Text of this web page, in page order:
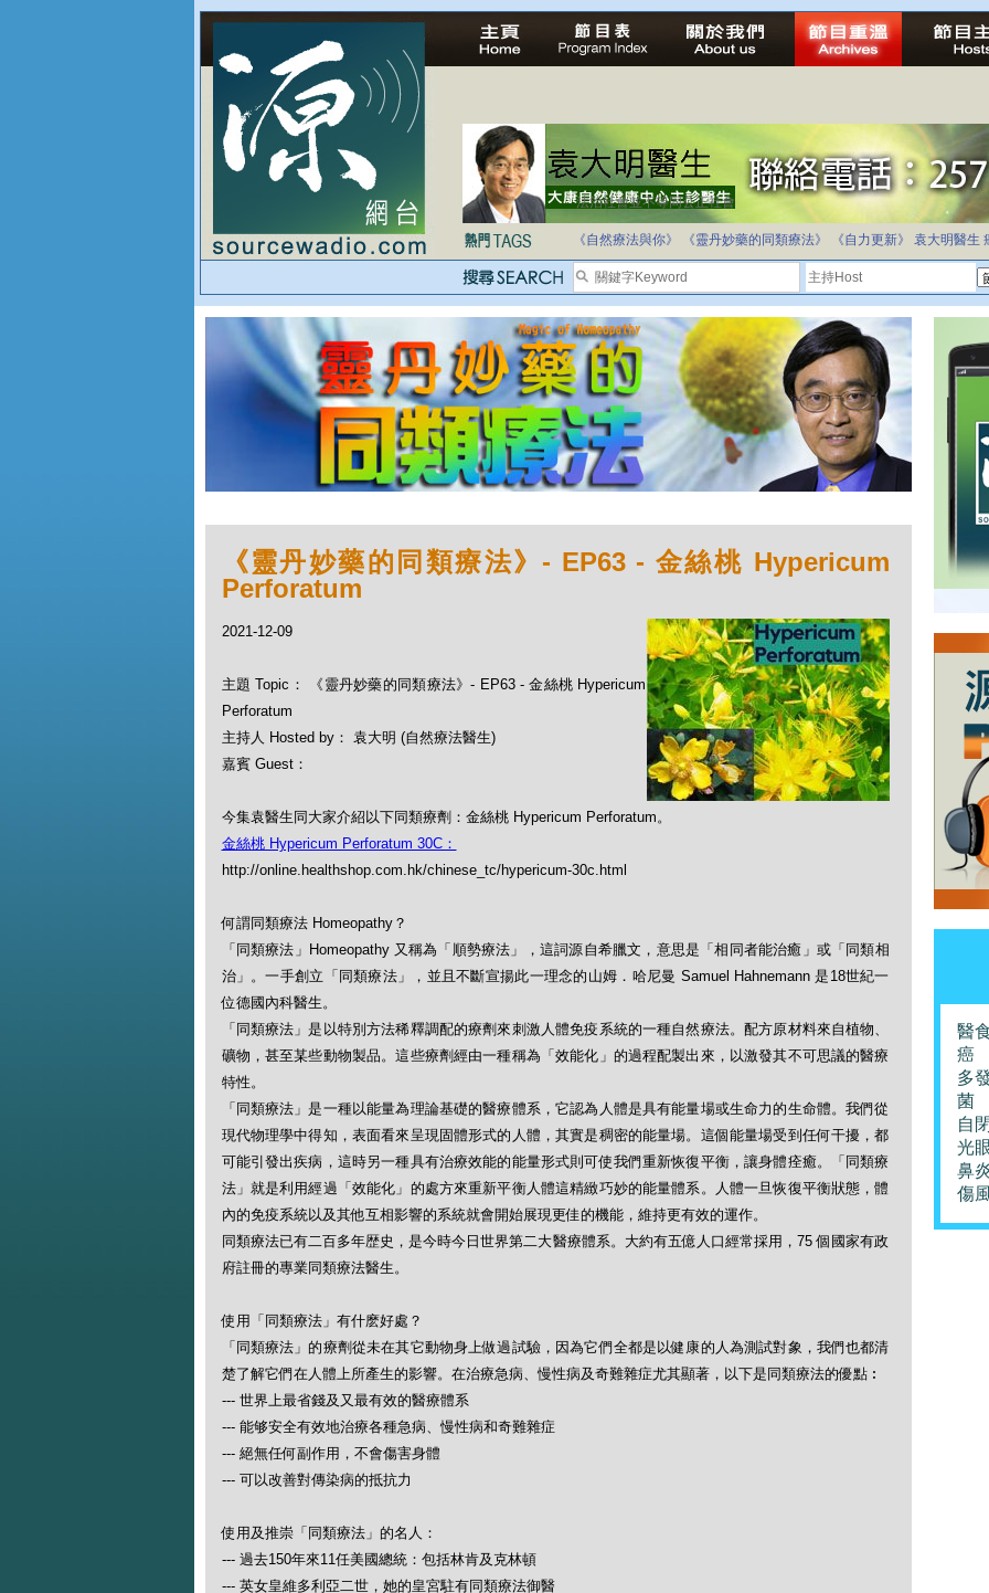
自家教育合法化-推動多元化教育，全民學卷制
《自然療法與你》 《靈丹妙藥的同類療法》 《自力更新》 袁大明醫生
《靈丹妙藥的同類療法》- EP63 - 金絲桃 Hypericum
Perforatum
2021-12-09
主題 Topic： 《靈丹妙藥的同類療法》- EP63 - 金絲桃 Hypericum
Perforatum
主持人 Hosted by： 袁大明 (自然療法醫生)
嘉賓 Guest：
今集袁醫生同大家介紹以下同類療劑：金絲桃 Hypericum Perforatum。
金絲桃 Hypericum Perforatum 30C：
http://online.healthshop.com.hk/chinese_tc/hypericum-30c.html
何謂同類療法 Homeopathy？
「同類療法」Homeopathy 又稱為「順勢療法」，這詞源自希臘文，意思是「相同者能治癒」或「同類相
治」。一手創立「同類療法」，並且不斷宣揚此一理念的山姆．哈尼曼 Samuel Hahnemann 是18世紀一
位德國內科醫生。
「同類療法」是以特別方法稀釋調配的療劑來刺激人體免疫系統的一種自然療法。配方原材料來自植物、
礦物，甚至某些動物製品。這些療劑經由一種稱為「效能化」的過程配製出來，以激發其不可思議的醫療
特性。
「同類療法」是一種以能量為理論基礎的醫療體系，它認為人體是具有能量場或生命力的生命體。我們從
現代物理學中得知，表面看來呈現固體形式的人體，其實是稠密的能量場。這個能量場受到任何干擾，都
可能引發出疾病，這時另一種具有治療效能的能量形式則可使我們重新恢復平衡，讓身體痊癒。「同類療
法」就是利用經過「效能化」的處方來重新平衡人體這精緻巧妙的能量體系。人體一旦恢復平衡狀態，體
內的免疫系統以及其他互相影響的系統就會開始展現更佳的機能，維持更有效的運作。
同類療法已有二百多年歴史，是今時今日世界第二大醫療體系。大約有五億人口經常採用，75 個國家有政
府註冊的專業同類療法醫生。
使用「同類療法」有什麽好處？
「同類療法」的療劑從未在其它動物身上做過試驗，因為它們全都是以健康的人為測試對象，我們也都清
楚了解它們在人體上所產生的影響。在治療急病、慢性病及奇難雜症尤其顯著，以下是同類療法的優點︰
--- 世界上最省錢及又最有效的醫療體系
--- 能够安全有效地治療各種急病、慢性病和奇難雜症
--- 絕無任何副作用，不會傷害身體
--- 可以改善對傳染病的抵抗力
使用及推崇「同類療法」的名人：
--- 過去150年來11任美國總統：包括林肯及克林頓
--- 英女皇維多利亞二世，她的皇宮駐有同類療法御醫
醫
癌
多
菌
自
光
鼻
傷